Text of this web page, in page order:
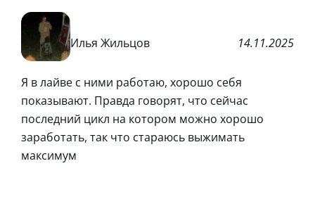
Илья Жильцов 14.11.2025
Я в лайве с ними работаю, хорошо себя
показывают. Правда говорят, что сейчас
последний цикл на котором можно хорошо
заработать, так что стараюсь выжимать
максимум